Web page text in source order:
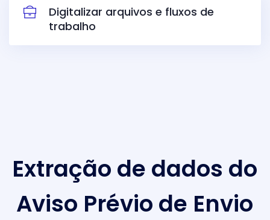
Digitalizar arquivos e fluxos de
trabalho
Extração de dados do
Aviso Prévio de Envio